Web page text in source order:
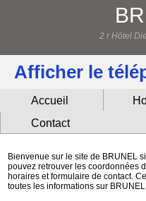
2 r Hôtel
Afficher le
Accueil
Contact
Bienvenue sur le site de BRUNEL
pouvez retrouver les coordonnées
horaires et formulaire de contact.
toutes les informations sur BRUNEL